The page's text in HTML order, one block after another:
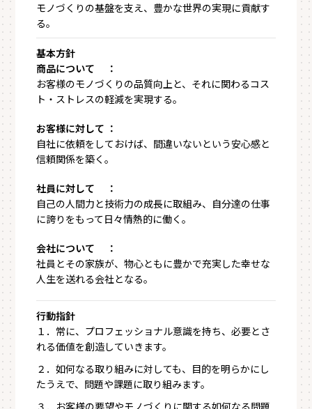
モノづくりの基盤を支え、豊かな世界の実現に貢献す
る。
基本方針
商品について ：
お客様のモノづくりの品質向上と、それに関わるコス
ト・ストレスの軽減を実現する。
お客様に対して ：
自社に依頼をしておけば、間違いないという安心感と
信頼関係を築く。
社員に対して ：
自己の人間力と技術力の成長に取組み、自分達の仕事
に誇りをもって日々情熱的に働く。
会社について ：
社員とその家族が、物心ともに豊かで充実した幸せな
人生を送れる会社となる。
行動指針
１．常に、プロフェッショナル意識を持ち、必要とさ
れる価値を創造していきます。
２．如何なる取り組みに対しても、目的を明らかにし
たうえで、問題や課題に取り組みます。
３．お客様の要望やモノづくりに関する如何なる問題